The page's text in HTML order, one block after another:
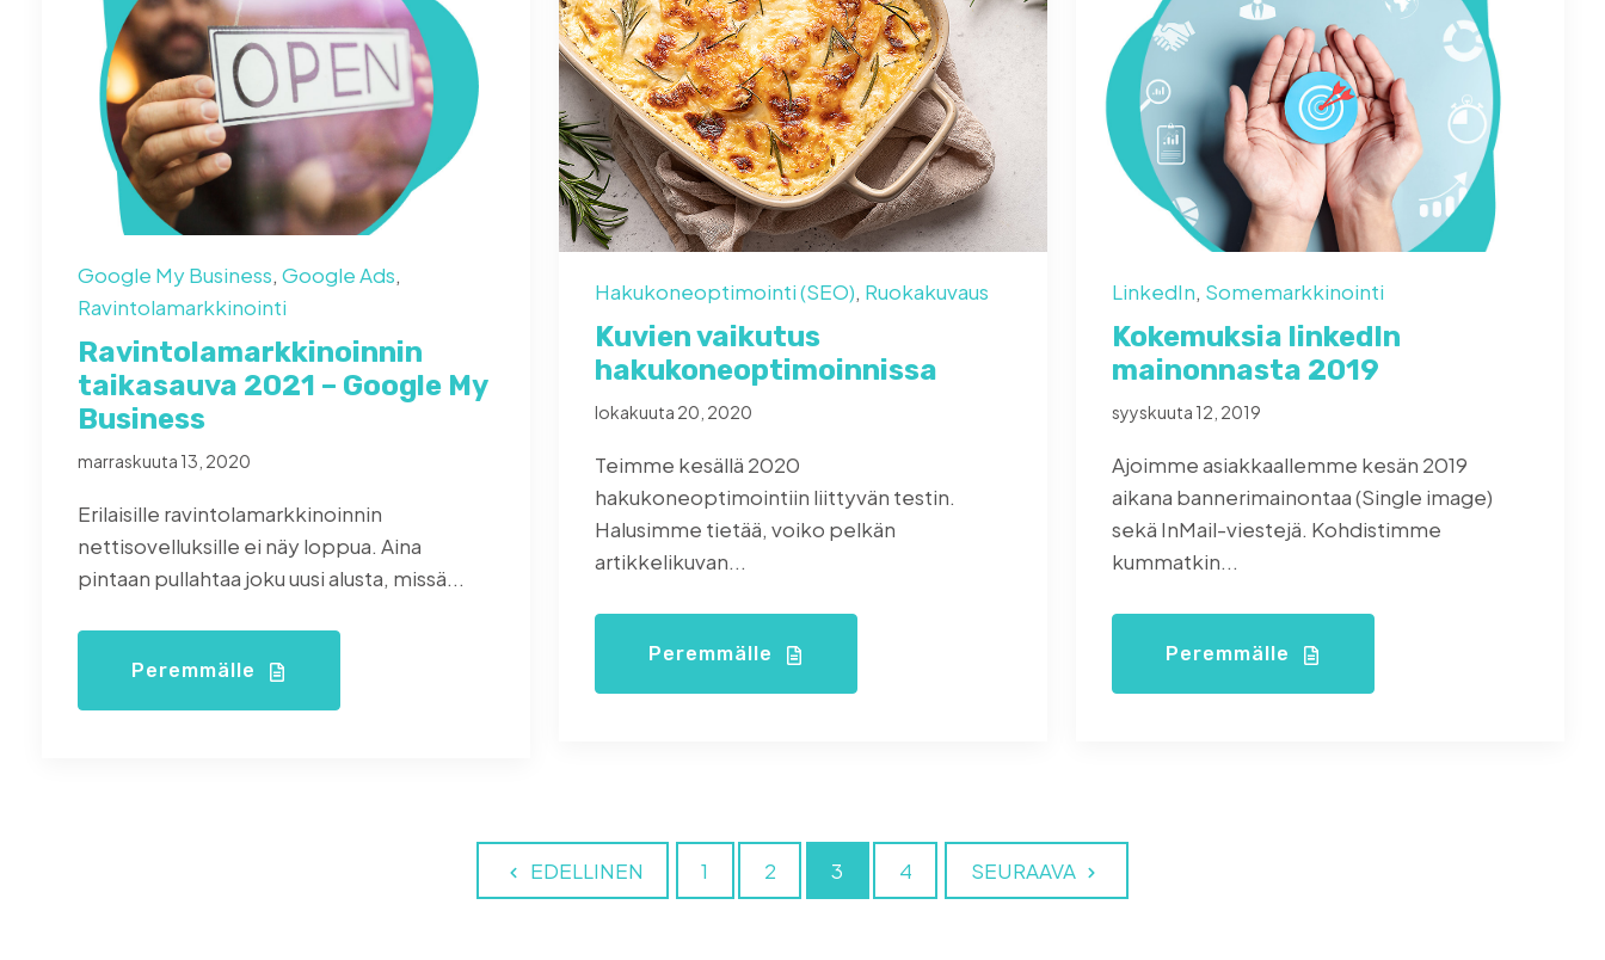
Google My Business, Google Ads,
Ravintolamarkkinointi
Ravintolamarkkinoinnin
taikasauva 2021 – Google My
Business
marraskuuta 13, 2020
Erilaisille ravintolamarkkinoinnin
nettisovelluksille ei näy loppua. Aina
pintaan pullahtaa joku uusi alusta, missä...
Peremmälle
Hakukoneoptimointi (SEO), Ruokakuvaus
Kuvien vaikutus
hakukoneoptimoinnissa
lokakuuta 20, 2020
Teimme kesällä 2020
hakukoneoptimointiin liittyvän testin.
Halusimme tietää, voiko pelkän
artikkelikuvan...
Peremmälle
LinkedIn, Somemarkkinointi
Kokemuksia linkedIn
mainonnasta 2019
syyskuuta 12, 2019
Ajoimme asiakkaallemme kesän 2019
aikana bannerimainontaa (Single image)
sekä InMail-viestejä. Kohdistimme
kummatkin...
Peremmälle
EDELLINEN 1 2 3 4 SEURAAVA